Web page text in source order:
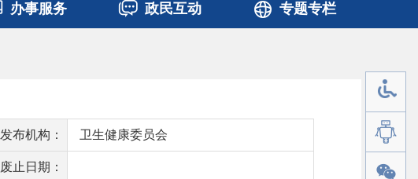
办事服务 政民互动 专题专栏
发布机构： 卫生健康委员会
废止日期：